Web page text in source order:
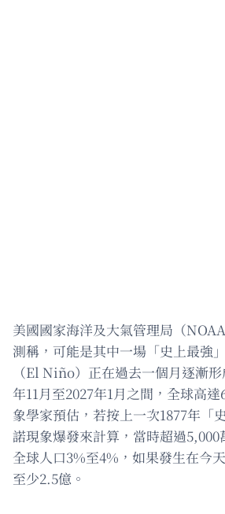
美國國家海洋及大氣管理局（
測稱，可能是其中一場「史上最強
（El Niño）正在過去一個月逐漸
年11月至2027年1月之間，全球高
象學家預估，若按上一次1877年「
諾現象爆發來計算，當時超過
全球人口3%至4%，如果發生在今
至少2.5億。